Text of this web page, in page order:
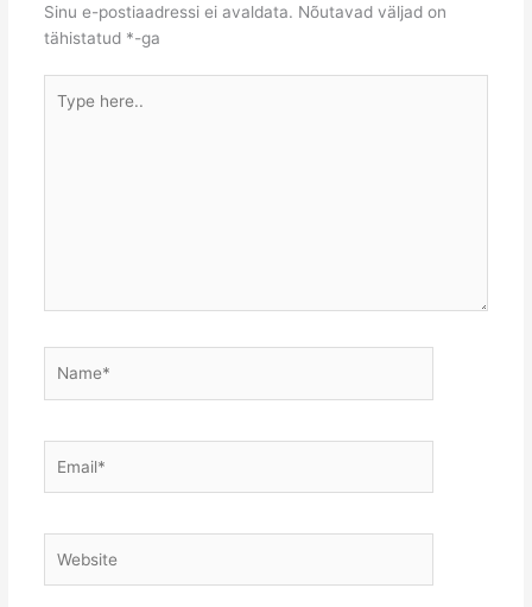
Sinu e-postiaadressi ei avaldata. Nõutavad väljad on
tähistatud *-ga
here..